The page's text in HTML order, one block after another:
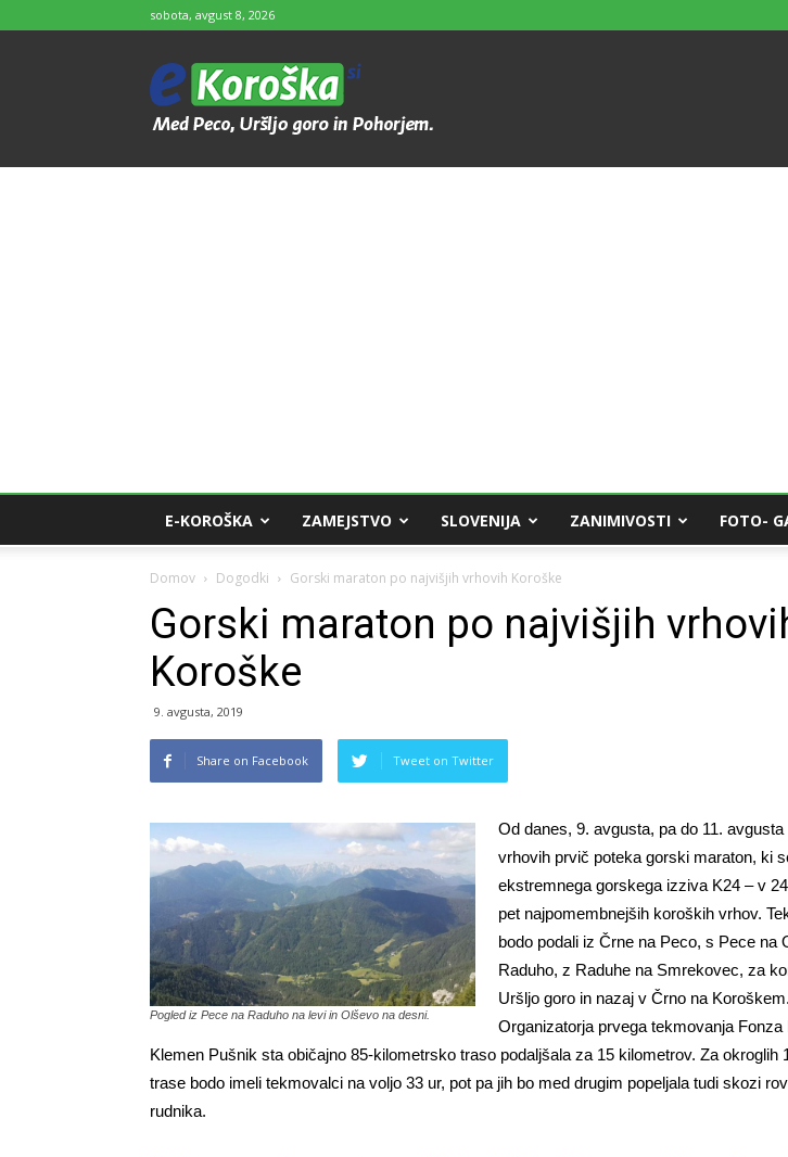
sobota, avgust 8, 2026
e-
Koroška
E-KOROŠKA ZAMEJSTVO SLOVENIJA ZANIMIVOSTI FOTO-
Domov Dogodki Gorski maraton po najvišjih vrhovih Koroške
Gorski maraton po najvišjih
Koroške
9. avgusta, 2019
Share on Facebook Tweet on Twitter
Pogled iz Pece na Raduho na levi in Olševo na desni.
Od danes, 9. avgusta, pa do 11.
vrhovih prvič poteka gorski maraton, ki
ekstremnega gorskega izziva K24 – v
pet najpomembnejših koroških vrhov.
bodo podali iz Črne na Peco, s Pece na
Raduho, z Raduhe na Smrekovec, za
Uršljo goro in nazaj v Črno na Koroškem.
Organizatorja prvega tekmovanja
Klemen Pušnik sta običajno 85-kilometrsko traso podaljšala za 15 kilometrov. Za okroglih
trase bodo imeli tekmovalci na voljo 33 ur, pot pa jih bo med drugim popeljala tudi skozi
rudnika.